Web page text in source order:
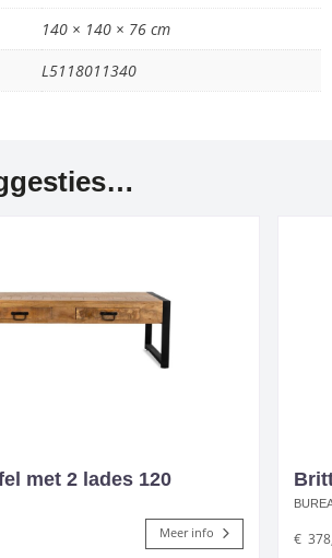
140 × 140 × 76 cm
L5118011340
met 2 lades 120
Meer info €